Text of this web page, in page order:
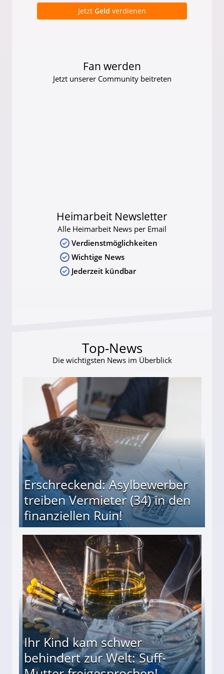
Jetzt Geld verdienen
Fan werden
Jetzt unserer Community beitreten
Heimarbeit Newsletter
Alle Heimarbeit News per Email
Verdienstmöglichkeiten
Wichtige News
Jederzeit kündbar
Top-News
Die wichtigsten News im Überblick
Erschreckend: Asylbewerber
treiben Vermieter (34) in den
finanziellen Ruin!
(34) in den finanziellen Ruin!
Ihr Kind kam schwer
behindert zur Welt: Suff-